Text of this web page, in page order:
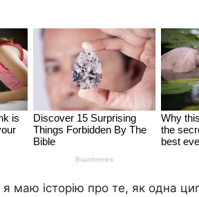
маю історію про те, як одна